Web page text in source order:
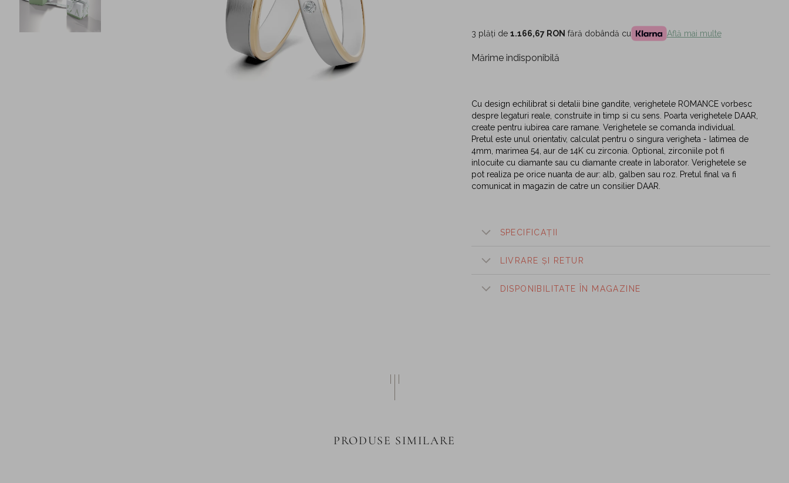
3 plăți de 1.166,67 RON fără dobândă cu Află mai multe
Mărime indisponibilă
Cu design echilibrat si detalii bine gandite, verighetele ROMANCE vorbesc
despre legaturi reale, construite in timp si cu sens. Poarta verighetele DAAR,
create pentru iubirea care ramane. Verighetele se comanda individual.
Pretul este unul orientativ, calculat pentru o singura verigheta - latimea de
4mm, marimea 54, aur de 14K cu zirconia. Optional, zirconiile pot fi
inlocuite cu diamante sau cu diamante create in laborator. Verighetele se
pot realiza pe orice nuanta de aur: alb, galben sau roz. Pretul final va fi
comunicat in magazin de catre un consilier DAAR.
SPECIFICAȚII
LIVRARE ȘI RETUR
DISPONIBILITATE ÎN MAGAZINE
PRODUSE SIMILARE